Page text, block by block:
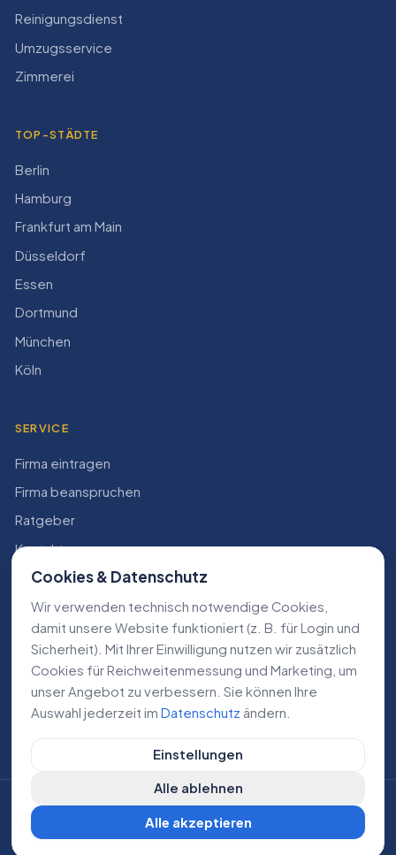
Reinigungsdienst
Umzugsservice
Zimmerei
TOP-STÄDTE
Berlin
Hamburg
Frankfurt am Main
Düsseldorf
Essen
Dortmund
München
Köln
SERVICE
Firma eintragen
Firma beanspruchen
Ratgeber
Kontakt
Konto
RECHTLICHES
Impressum
Datenschutz
AGB
©2026Lokale Dienstleistungen. Alle Rechte vorbehalten.
CH Cookie-Einstellungen
Cookies & Datenschutz
Wir verwenden technisch notwendige Cookies,
damit unsere Website funktioniert (z. B. für Login und
Sicherheit). Mit Ihrer Einwilligung nutzen wir zusätzlich
Cookies für Reichweiten­messung und Marketing, um
unser Angebot zu verbessern. Sie können Ihre
Auswahl jederzeit im Datenschutz ändern.
Einstellungen
Alle ablehnen
Alle akzeptieren